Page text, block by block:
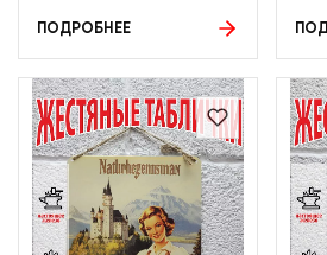
ПОДРОБНЕЕ